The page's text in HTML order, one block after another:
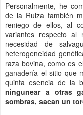
Personalmente, he
de la Ruiza también
reniego de ellos, al
variantes respecto
necesidad de
heterogeneidad
raza bovina, como es
ganadería el sitio que
quinta esencia de la
ningunear a otras
sombras, sacan un